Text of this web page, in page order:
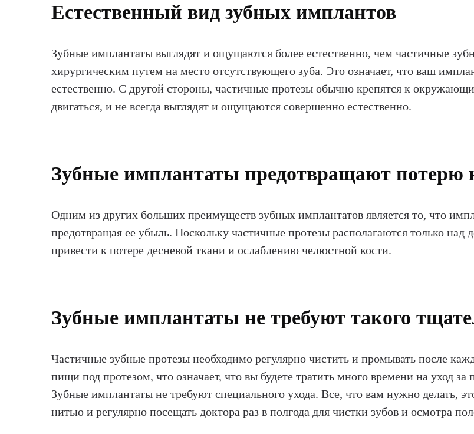
Естественный вид зубных имплантов
Зубные имплантаты выглядят и ощущаются более естественно, чем частичные
хирургическим путем на место отсутствующего зуба. Это означает, что ваш
естественно. С другой стороны, частичные протезы обычно крепятся к
двигаться, и не всегда выглядят и ощущаются совершенно естественно.
Зубные имплантаты предотвращают потерю
Одним из других больших преимуществ зубных имплантатов является то, что
предотвращая ее убыль. Поскольку частичные протезы располагаются только
привести к потере десневой ткани и ослаблению челюстной кости.
Зубные имплантаты не требуют такого
Частичные зубные протезы необходимо регулярно чистить и промывать после
пищи под протезом, что означает, что вы будете тратить много времени на уход за
Зубные имплантаты не требуют специального ухода. Все, что вам нужно делать,
нитью и регулярно посещать доктора раз в полгода для чистки зубов и осмотра